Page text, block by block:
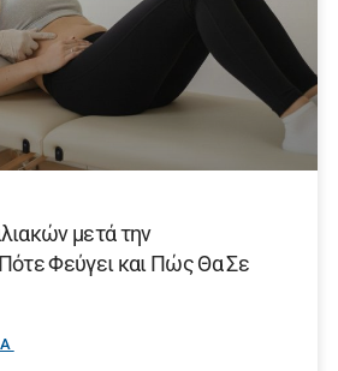
μετά την
Φεύγει και Πώς Θα Σε